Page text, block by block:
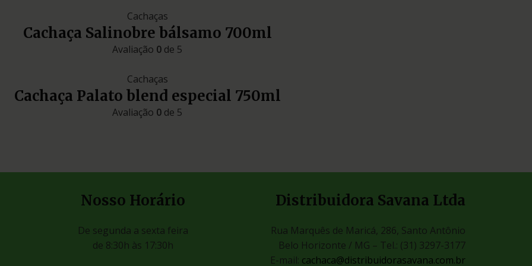
Cachaças
Cachaça Salinobre bálsamo 700ml
Avaliação 0 de 5
Cachaças
Cachaça Palato blend especial 750ml
Avaliação 0 de 5
Nosso Horário
De segunda a sexta feira
de 8:30h às 17:30h
Distribuidora Savana Ltda
Rua Marquês de Maricá, 286, Santo Antônio
Belo Horizonte / MG – Tel.: (31) 3297-3177
E-mail: cachaca@distribuidorasavana.com.br